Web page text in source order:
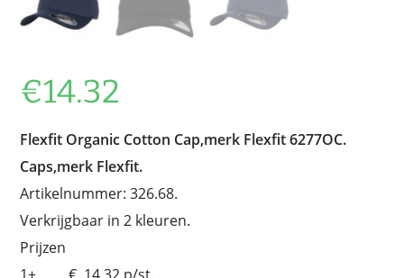
€14.32
Flexfit Organic Cotton Cap,merk Flexfit 6277OC.
Caps,merk Flexfit.
Artikelnummer: 326.68.
Verkrijgbaar in 2 kleuren.
Prijzen